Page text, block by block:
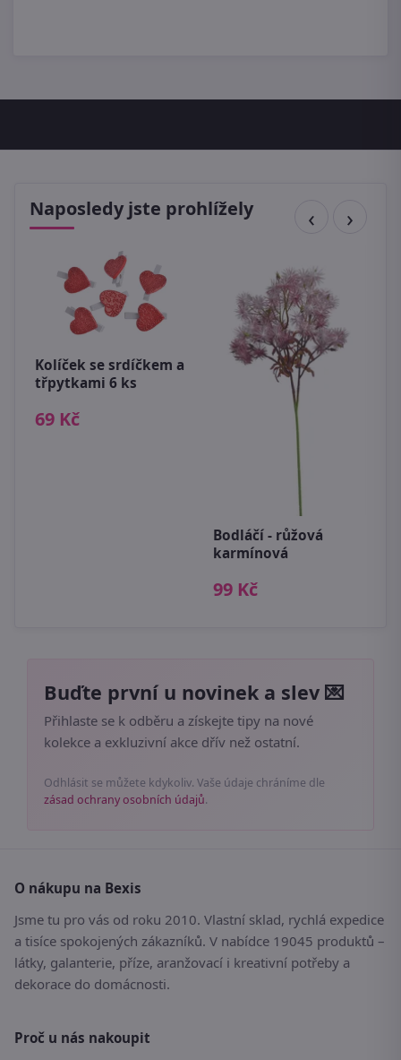
Naposledy jste prohlížely
Kolíček se srdíčkem a
třpytkami 6 ks
69 Kč
Bodláčí - růžová
karmínová
99 Kč
Buďte první u novinek a slev 💌
Přihlaste se k odběru a získejte tipy na nové
kolekce a exkluzivní akce dřív než ostatní.
Odhlásit se můžete kdykoliv. Vaše údaje chráníme dle
zásad ochrany osobních údajů.
O nákupu na Bexis
Jsme tu pro vás od roku 2010. Vlastní sklad, rychlá expedice
a tisíce spokojených zákazníků. V nabídce 19045 produktů –
látky, galanterie, příze, aranžovací i kreativní potřeby a
dekorace do domácnosti.
Proč u nás nakoupit